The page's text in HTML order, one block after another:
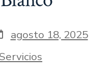
agosto 18, 2025
Servicios